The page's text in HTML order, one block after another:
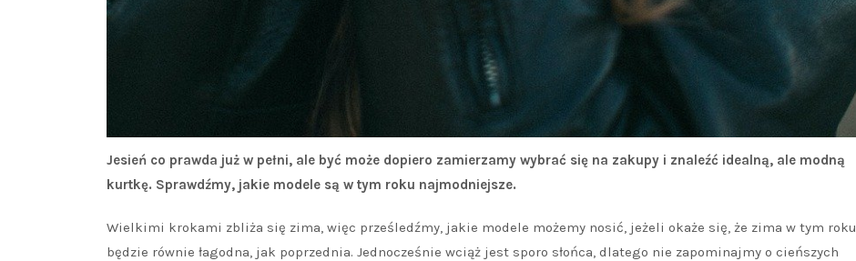
Jesień co prawda już w pełni, ale być może dopiero zamierzamy wybrać się na zakupy i znaleźć idealną, ale modną
kurtkę. Sprawdźmy, jakie modele są w tym roku najmodniejsze.
Wielkimi krokami zbliża się zima, więc prześledźmy, jakie modele możemy nosić, jeżeli okaże się, że zima w tym roku
będzie równie łagodna, jak poprzednia. Jednocześnie wciąż jest sporo słońca, dlatego nie zapominajmy o cieńszych